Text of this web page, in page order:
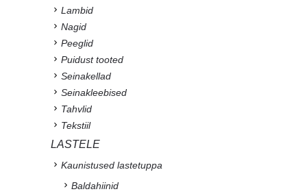
Lambid
Nagid
Peeglid
Puidust tooted
Seinakellad
Seinakleebised
Tahvlid
Tekstiil
LASTELE
Kaunistused lastetuppa
Baldahiinid